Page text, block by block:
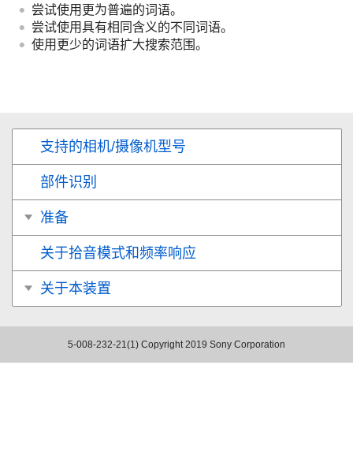
尝试使用更为普遍的词语。
尝试使用具有相同含义的不同词语。
使用更少的词语扩大搜索范围。
支持的相机/摄像机型号
部件识别
准备
关于拾音模式和频率响应
关于本装置
5-008-232-21(1) Copyright 2019 Sony Corporation